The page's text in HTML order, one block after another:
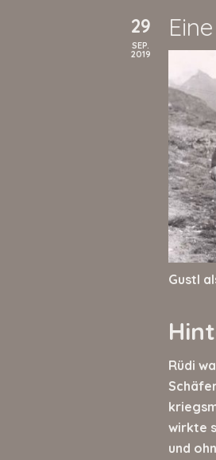
29
SEP.
2019
Gustl
Rüdi
wirkte
und